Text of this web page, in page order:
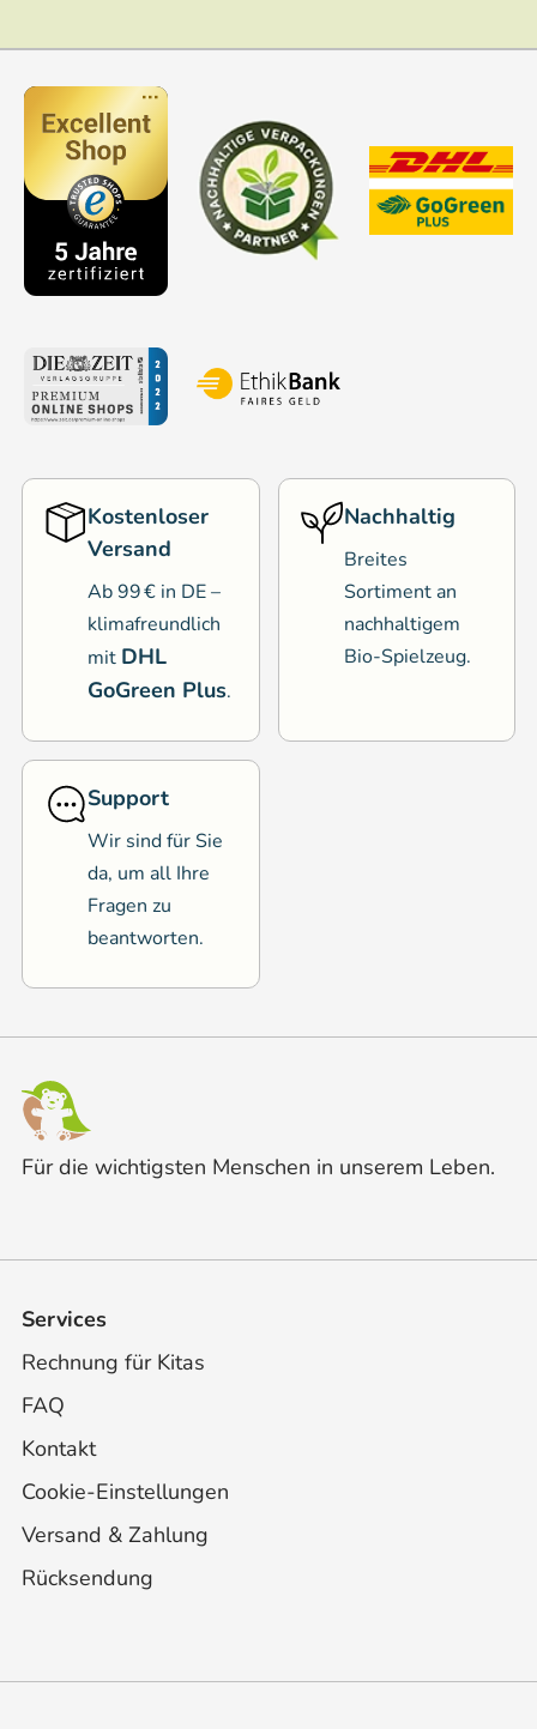
Kostenloser
Versand
Ab 99 € in DE –
klimafreundlich
mit DHL
GoGreen Plus.
Nachhaltig
Breites
Sortiment an
nachhaltigem
Bio-Spielzeug.
Support
Wir sind für Sie
da, um all Ihre
Fragen zu
beantworten.
Für die wichtigsten Menschen in unserem Leben.
Services
Rechnung für Kitas
FAQ
Kontakt
Cookie-Einstellungen
Versand & Zahlung
Rücksendung